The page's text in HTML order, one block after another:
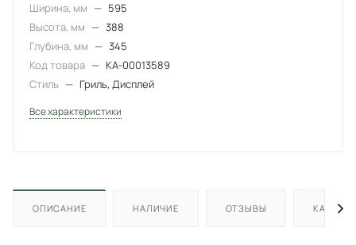
Ширина, мм — 595
Высота, мм — 388
Глубина, мм — 345
Код товара — КА-00013589
Стиль — Гриль, Дисплей
Все характеристики
ОПИСАНИЕ НАЛИЧИЕ ОТЗЫВЫ КАК